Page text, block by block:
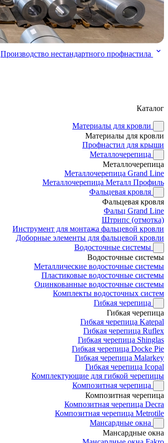
Производство нестандартного профнастила
Каталог
Материалы для кровли
Материалы для кровли
Профнастил для крыши
Металлочерепица
Металлочерепица
Металлочерепица Grand Line
Металлочерепица Металл Профиль
Фальцевая кровля
Фальцевая кровля
Фальц Grand Line
Штрипс (отмотка)
Инструмент для монтажа фальцевой кровли
Доборные элементы для фальцевой кровли
Водосточные системы
Водосточные системы
Металлические водосточные системы
Пластиковые водосточные системы
Оцинкованные водосточные системы
Комплекты водосточных систем
Гибкая черепица
Гибкая черепица
Гибкая черепица Katepal
Гибкая черепица Ruflex
Гибкая черепица Shinglas
Гибкая черепица Docke Pie
Гибкая черепица Malarkey
Гибкая черепица Icopal
Комплектующие для гибкой черепицы
Композитная черепица
Композитная черепица
Композитная черепица Decra
Композитная черепица Metrotile
Мансардные окна
Мансардные окна